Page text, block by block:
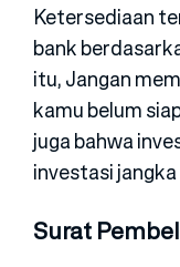
Ketersediaan
bank
itu, Jangan
kamu belum
juga bahwa
investasi
Surat